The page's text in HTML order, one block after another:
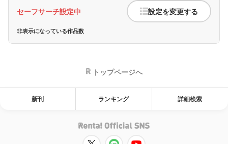
セーフサーチ設定中 設定を変更する
非表示になっている作品数
トップページへ
新刊 ランキング 詳細検索